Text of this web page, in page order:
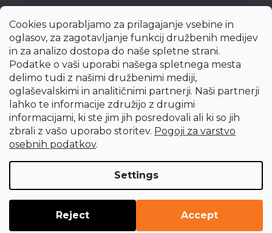
Cookies uporabljamo za prilagajanje vsebine in
oglasov, za zagotavljanje funkcij družbenih medijev
in za analizo dostopa do naše spletne strani.
Podatke o vaši uporabi našega spletnega mesta
delimo tudi z našimi družbenimi mediji,
oglaševalskimi in analitičnimi partnerji. Naši partnerji
lahko te informacije združijo z drugimi
informacijami, ki ste jim jih posredovali ali ki so jih
zbrali z vašo uporabo storitev. Pogoji za varstvo
osebnih podatkov.
Settings
Reject Accept
Created by Shoptet Premium
settings